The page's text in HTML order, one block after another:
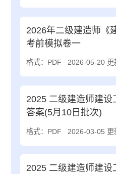
2026年二级建造师《
考前模拟卷一
格式：PDF 2026-05-20 更
2025 二级建造师建
答案(5月10日批次)
格式：PDF 2026-03-05 更
2025 二级建造师建设